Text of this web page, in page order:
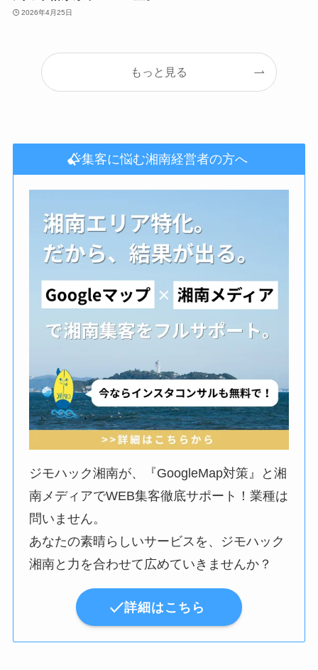
2026年4月25日
もっと見る
集客に悩む湘南経営者の方へ
ジモハック湘南が、『GoogleMap対策』と湘
南メディアでWEB集客徹底サポート！業種は
問いません。
あなたの素晴らしいサービスを、ジモハック
湘南と力を合わせて広めていきませんか？
詳細はこちら